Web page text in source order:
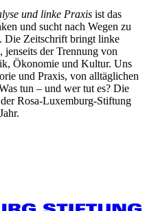
und linke Praxis ist das
und sucht nach Wegen zu
Die Zeitschrift bringt linke
jenseits der Trennung von
Ökonomie und Kultur. Uns
und Praxis, von alltäglichen
tun – und wer tut es? Die
Rosa-Luxemburg-Stiftung